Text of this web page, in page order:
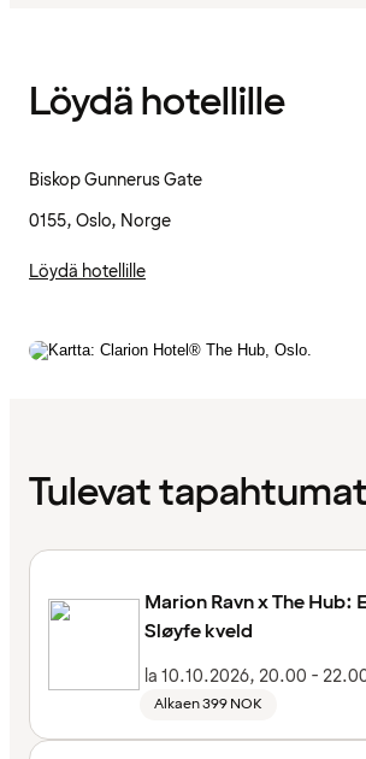
Löydä hotellille
Biskop Gunnerus Gate
0155, Oslo, Norge
Löydä hotellille
Tulevat tapahtumat
Marion Ravn x The Hub:
Sløyfe kveld
la 10.10.2026, 20.00 -
Alkaen 399 NOK